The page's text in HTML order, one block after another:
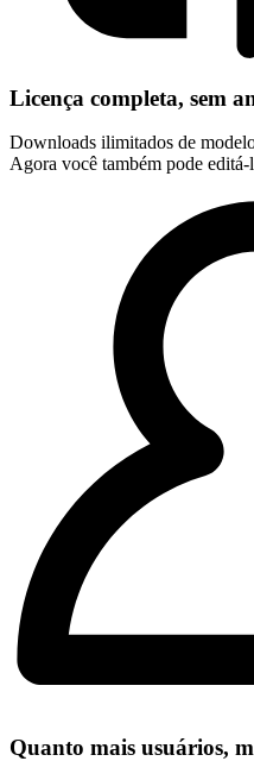
Licença completa, sem
Downloads ilimitados de
Agora você também pode
Quanto mais usuários,